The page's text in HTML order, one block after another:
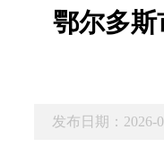
鄂尔多
发布日期：2026-